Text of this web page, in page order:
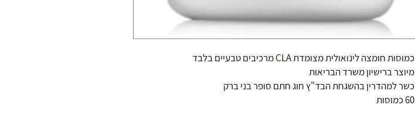
כמוסות חומצה לינואולית מצומדת CLA מרכיבים טבעיים בלבד
מיוצר ברישיון משרד הבריאות
כשר למהדרין בהשגחת הבד"ץ חוג חתם סופר בני ברק
60 כמוסות